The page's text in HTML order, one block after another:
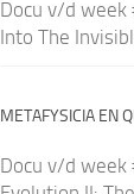
Docu v/d
Into The
METAFYSICIA EN
Docu v/d week